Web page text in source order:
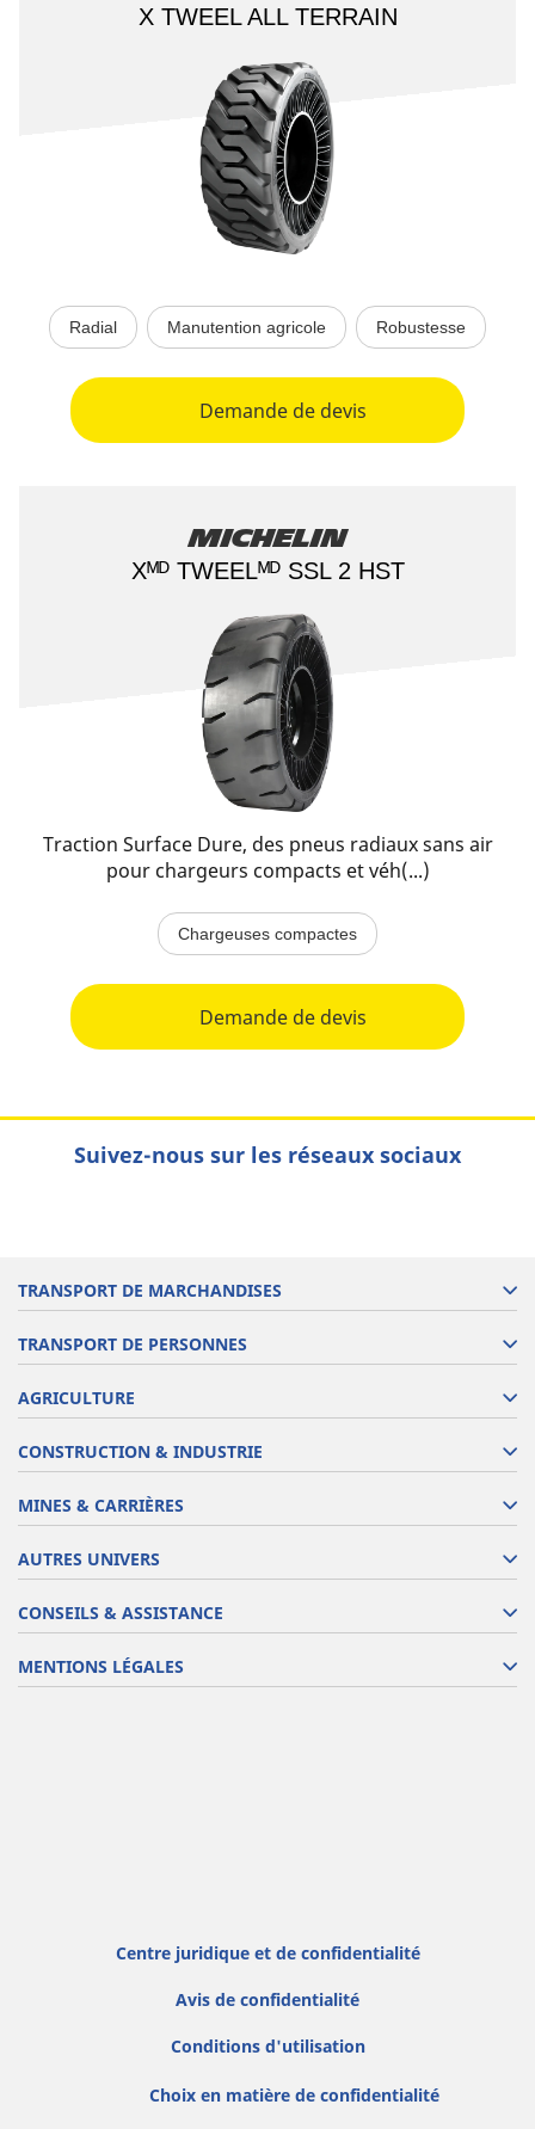
X TWEEL ALL TERRAIN
Radial Manutention agricole Robustesse
Demande de devis
Michelin
Xᴹᴰ TWEELᴹᴰ SSL 2 HST
Traction Surface Dure, des pneus radiaux sans air
pour chargeurs compacts et véh(...)
Chargeuses compactes
Demande de devis
Suivez-nous sur les réseaux sociaux
TRANSPORT DE MARCHANDISES
TRANSPORT DE PERSONNES
AGRICULTURE
CONSTRUCTION & INDUSTRIE
MINES & CARRIÈRES
AUTRES UNIVERS
CONSEILS & ASSISTANCE
MENTIONS LÉGALES
Centre juridique et de confidentialité
Avis de confidentialité
Conditions d'utilisation
Choix en matière de confidentialité